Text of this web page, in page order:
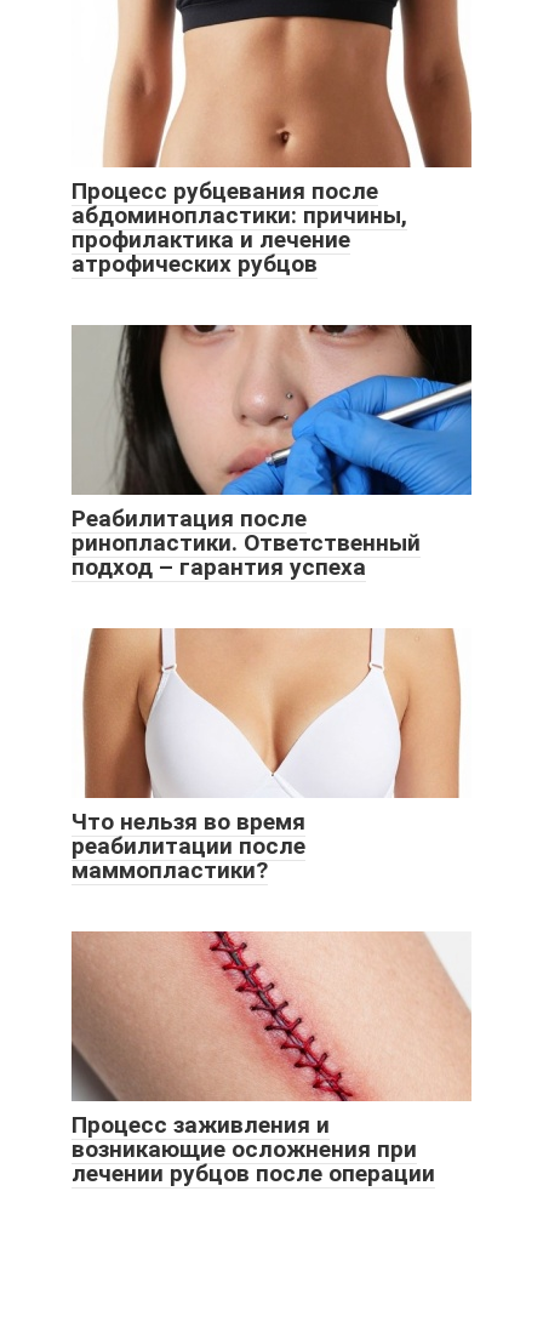
Процесс рубцевания после
абдоминопластики: причины,
профилактика и лечение
атрофических рубцов
Реабилитация после
ринопластики. Ответственный
подход – гарантия успеха
Что нельзя во время
реабилитации после
маммопластики?
Процесс заживления и
возникающие осложнения при
лечении рубцов после операции